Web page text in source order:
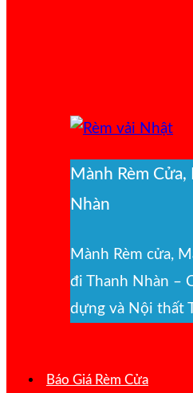
Mành Rèm Cửa,
Nhàn
Mành Rèm cửa,
đi Thanh Nhàn –
dựng và Nội thất
Báo Giá Rèm Cửa